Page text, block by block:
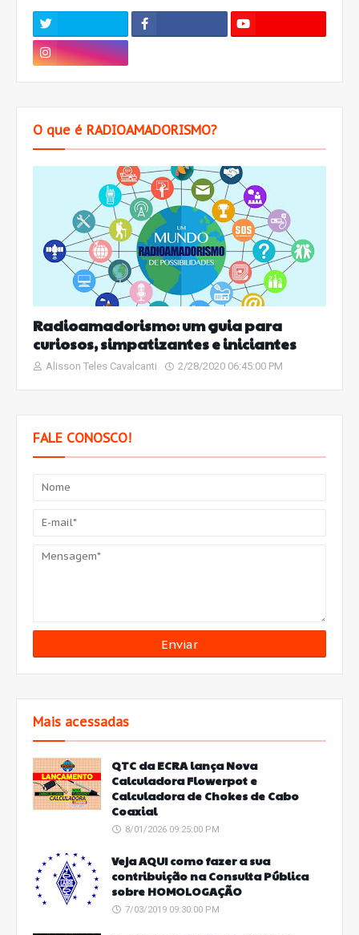
O que é RADIOAMADORISMO?
Radioamadorismo: um guia para
curiosos, simpatizantes e iniciantes
Alisson Teles Cavalcanti 2/28/2020 06:45:00 PM
FALE CONOSCO!
Mais acessadas
QTC da ECRA lança Nova
Calculadora Flowerpot e
Calculadora de Chokes de Cabo
Coaxial
8/01/2026 09:25:00 PM
Veja AQUI como fazer a sua
contribuição na Consulta Pública
sobre HOMOLOGAÇÃO
7/03/2019 09:30:00 PM